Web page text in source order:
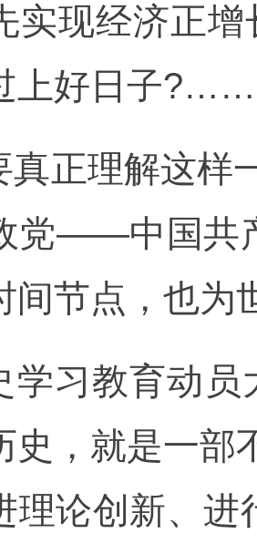
实现经济正
上好日子?……
真正理解这样
党——中国共
间节点，也为
学习教育动
史，就是一部
理论创新、进